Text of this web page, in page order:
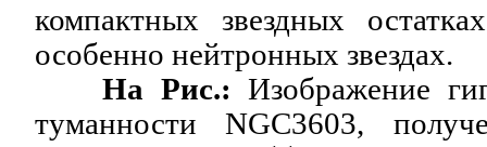
компактных звездных
особенно нейтронных звездах.
На Рис.: Изображение
туманности NGC3603,